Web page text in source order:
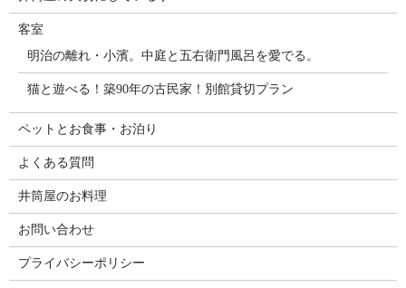
客室
明治の離れ・小濱。中庭と五右衛門風呂を愛でる。
猫と遊べる！築90年の古民家！別館貸切プラン
ペットとお食事・お泊り
よくある質問
井筒屋のお料理
お問い合わせ
プライバシーポリシー